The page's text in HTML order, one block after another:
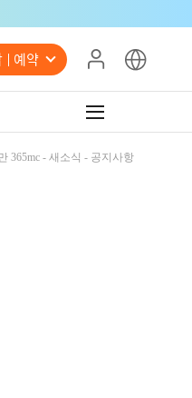
예약
365mc - 새소식 - 공지사항